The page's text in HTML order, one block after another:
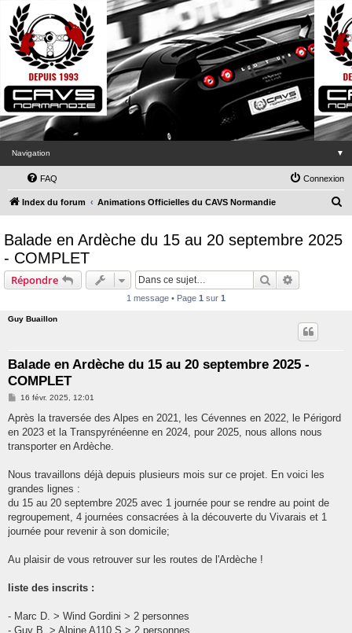
Navigation ▼
FAQ Connexion
Index du forum Animations Officielles du CAVS Normandie
Balade en Ardèche du 15 au 20 septembre 2025
- COMPLET
Répondre Rechercher
1 message • Page 1 sur 1
Guy Buaillon
Balade en Ardèche du 15 au 20 septembre 2025 -
COMPLET
M
s
a
g
16 févr. 2025, 12:01
Après la traversée des Alpes en 2021, les Cévennes en 2022, le Périgord
en 2023 et la Transpyrénéenne en 2024, pour 2025, nous allons nous
transporter en Ardèche.
Nous travaillons déjà depuis plusieurs mois sur ce projet. En voici les
grandes lignes :
du 15 au 20 septembre 2025 avec 1 journée pour se rendre au point de
regroupement, 4 journées consacrées à la découverte du Vivarais et 1
journée pour revenir à son domicile;
Au plaisir de vous retrouver sur les routes de l'Ardèche !
liste des inscrits :
- Marc D. > Wind Gordini > 2 personnes
- Guy B. > Alpine A110 S > 2 personnes